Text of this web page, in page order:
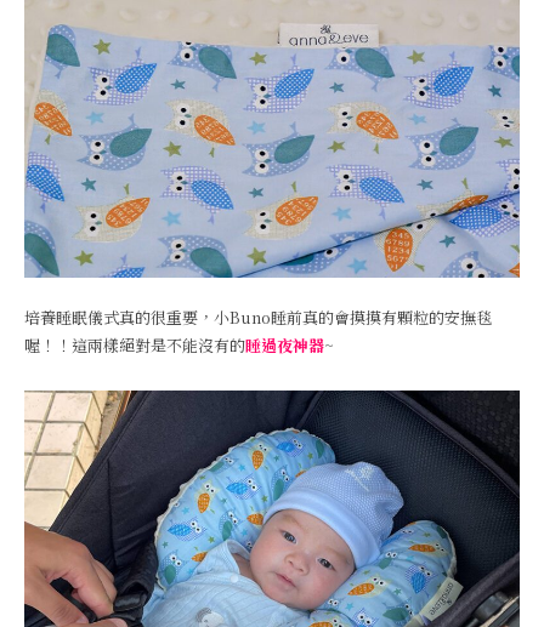
培養睡眠儀式真的很重要，小Buno睡前真的會摸摸有顆粒的安撫毯
喔！！這兩樣絕對是不能沒有的睡過夜神器~